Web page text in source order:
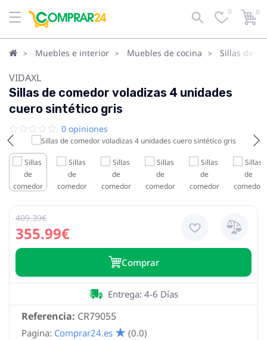
0 0
Muebles e interior Muebles de cocina Sillas de
VIDAXL
Sillas de comedor voladizas 4 unidades
cuero sintético gris
0 opiniones
355.99€
409.39€
Сomprar
Referencia: CR79055
Entrega: 4-6 Días
Pagina: Comprar24.es (0.0)